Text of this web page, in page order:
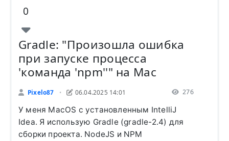
0
Gradle: "Произошла ошибка
при запуске процесса
'команда 'npm''" на Mac
Pixelo87 • 06.04.2025 14:01 276
У меня MacOS с установленным IntelliJ
Idea. Я использую Gradle (gradle-2.4) для
сборки проекта. NodeJS и NPM